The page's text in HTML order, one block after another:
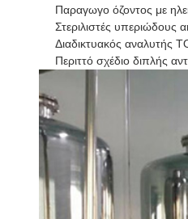
Παραγωγο όζοντος με
Στεριλιστές υπεριώδους
Διαδικτυακός αναλυτής
Περιττό σχέδιο διπλής